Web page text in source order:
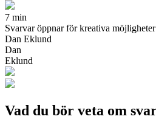
7 min
Svarvar öppnar för kreativa
Dan Eklund
Dan
Eklund
Vad du bör veta om